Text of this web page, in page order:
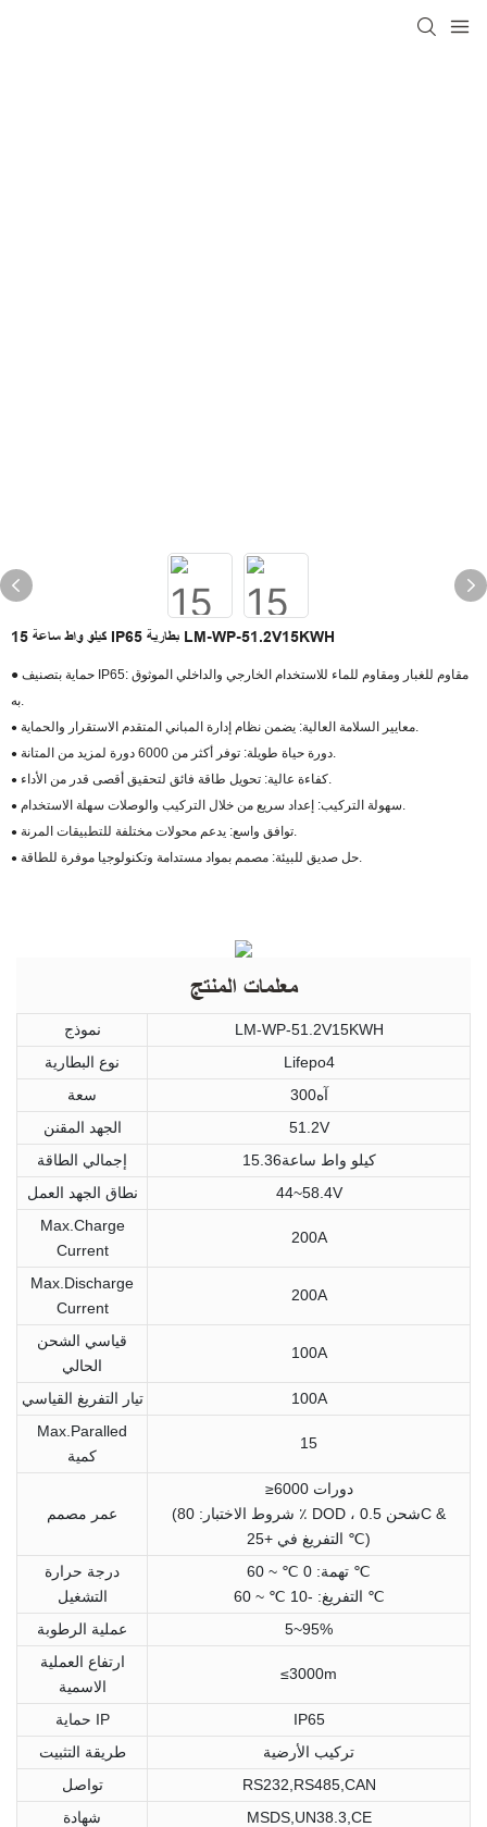
15 كيلو واط ساعة IP65 بطارية LM-WP-51.2V15KWH
● حماية بتصنيف IP65: مقاوم للغبار ومقاوم للماء للاستخدام الخارجي والداخلي الموثوق
به.
● معايير السلامة العالية: يضمن نظام إدارة المباني المتقدم الاستقرار والحماية.
● دورة حياة طويلة: توفر أكثر من 6000 دورة لمزيد من المتانة.
● كفاءة عالية: تحويل طاقة فائق لتحقيق أقصى قدر من الأداء.
● سهولة التركيب: إعداد سريع من خلال التركيب والوصلات سهلة الاستخدام.
● توافق واسع: يدعم محولات مختلفة للتطبيقات المرنة.
● حل صديق للبيئة: مصمم بمواد مستدامة وتكنولوجيا موفرة للطاقة.
معلمات المنتج
نموذج
LM-WP-51.2V15KWH
نوع البطارية
Lifepo4
سعة
آه300
الجهد المقنن
51.2V
إجمالي الطاقة
كيلو واط ساعة15.36
نطاق الجهد العمل
44~58.4V
Max.Charge
Current
200A
Max.Discharge
Current
200A
قياسي الشحن
الحالي
100A
تيار التفريغ القياسي
100A
Max.Paralled
كمية
15
عمر مصمم
≥6000 دورات
(شروط الاختبار: 80 ٪ DOD ، شحن 0.5C &
التفريغ في +25 ℃)
درجة حرارة
التشغيل
تهمة: 0 ℃ ~ 60 ℃
التفريغ: -10 ℃ ~ 60 ℃
عملية الرطوبة
5~95%
ارتفاع العملية
الاسمية
≤3000m
حماية IP
IP65
طريقة التثبيت
تركيب الأرضية
تواصل
RS232,RS485,CAN
شهادة
MSDS,UN38.3,CE